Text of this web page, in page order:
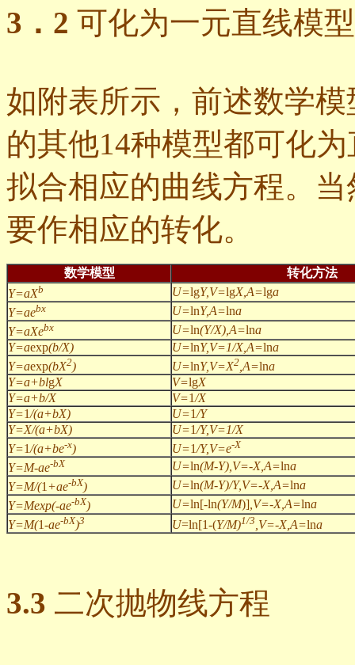
3．2 可化为一元直线模
如附表所示，前述数学
的其他14种模型都可化
拟合相应的曲线方程。
要作相应的转化。
数学模型
转化方法
Y=aXb U=lgY,V=lgX,A=lga
Y=aebx U=lnY,A=lna
Y=aXebx U=ln(Y/X),A=lna
Y=aexp(b/X) U=lnY,V=1/X,A=lna
Y=aexp(bX2) U=lnY,V=X2 ,A=lna
Y=a+blgX V=lgX
Y=a+b/X
V=1/X
Y=1/(a+bX) U=1/Y
Y=X/(a+bX)
U=1/Y,V=1/X
Y=1/(a+be-x) U=1/Y,V=e-X
Y=M-ae-bX U=ln(M-Y),V=-X,A=lna
Y=M/(1 +ae-bX) U=ln(M-Y)/Y,V=-X,A=lna
Y=Mexp(-ae-bX) U=ln[-ln(Y/M)] ,V=-X,A=lna
Y=M(1-ae-bX)3 U=ln[1-(Y/M)1/3 ,V=-X,A=lna
3.3 二次抛物线方程